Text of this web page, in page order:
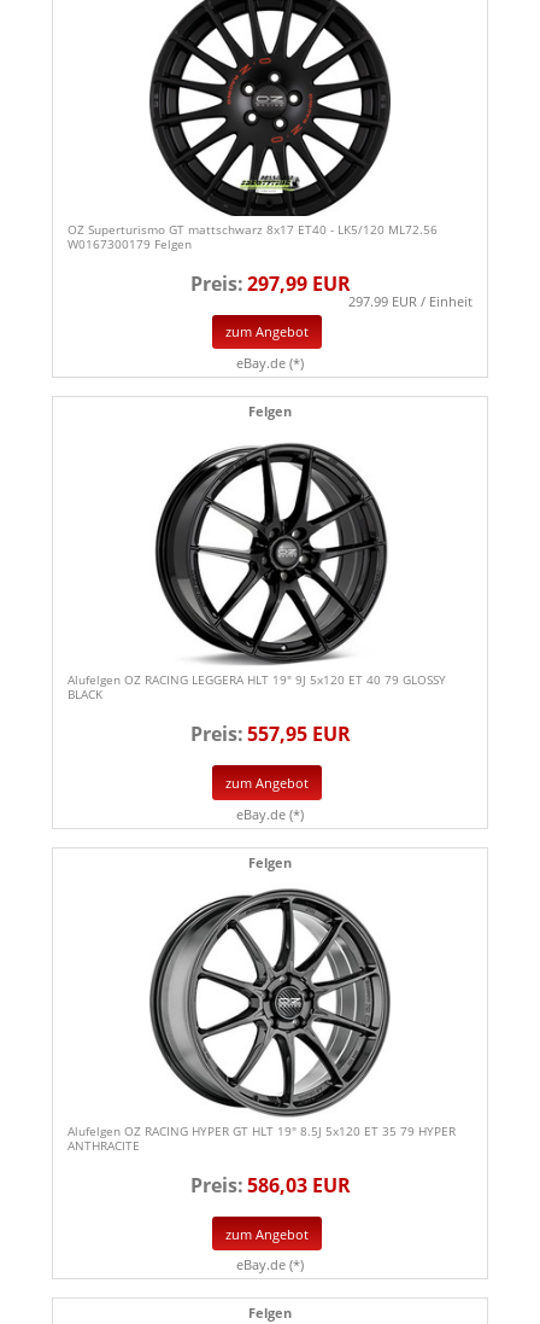
OZ Superturismo GT mattschwarz 8x17 ET40 - LK5/120 ML72.56
W0167300179 Felgen
Preis:297,99 EUR
297.99 EUR / Einheit
zum Angebot
eBay.de (*)
Felgen
Alufelgen OZ RACING LEGGERA HLT 19" 9J 5x120 ET 40 79 GLOSSY
BLACK
Preis:557,95 EUR
zum Angebot
eBay.de (*)
Felgen
Alufelgen OZ RACING HYPER GT HLT 19" 8.5J 5x120 ET 35 79 HYPER
ANTHRACITE
Preis:586,03 EUR
zum Angebot
eBay.de (*)
Felgen